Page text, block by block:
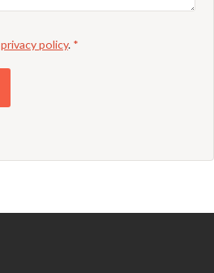
privacy policy. *